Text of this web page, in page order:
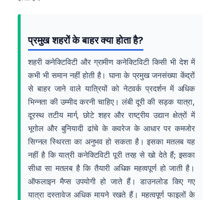
प्रमुख शहरों के बाहर क्या होता है?
शहरी कनेक्टिविटी और ग्रामीण कनेक्टिविटी किसी भी देश में
कभी भी समान नहीं होती है। घाना के प्रमुख जनसंख्या केंद्रों
से बाहर जाने वाले यात्रियों को नेटवर्क प्रदर्शन में अधिक
भिन्नता की उम्मीद करनी चाहिए। लंबी दूरी की सड़क यात्रा,
दूरस्थ तटीय मार्ग, छोटे शहर और राष्ट्रीय उद्यान क्षेत्रों में
भूगोल और बुनियादी ढांचे के कवरेज के आधार पर कमजोर
सिग्नल स्थिरता का अनुभव हो सकता है। इसका मतलब यह
नहीं है कि यात्री कनेक्टिविटी पूरी तरह से खो देते हैं; इसका
सीधा सा मतलब है कि तैयारी अधिक महत्वपूर्ण हो जाती है।
ऑफलाइन मैप्स उपयोगी हो जाते हैं। डाउनलोड किए गए
यात्रा दस्तावेज अधिक मायने रखते हैं। महत्वपूर्ण फाइलों के